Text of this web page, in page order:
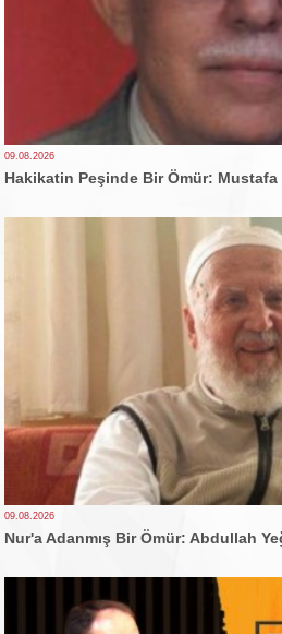
09.08.2026
Hakikatin Peşinde Bir Ömür:
09.08.2026
Nur'a Adanmış Bir Ömür: Abdullah